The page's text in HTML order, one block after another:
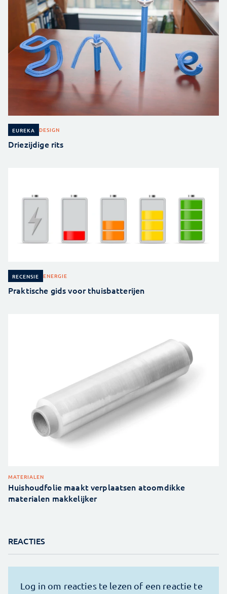
EUREKA DESIGN
Driezijdige rits
RECENSIE ENERGIE
Praktische gids voor thuisbatterijen
MATERIALEN
Huishoudfolie maakt verplaatsen atoomdikke
materialen makkelijker
REACTIES